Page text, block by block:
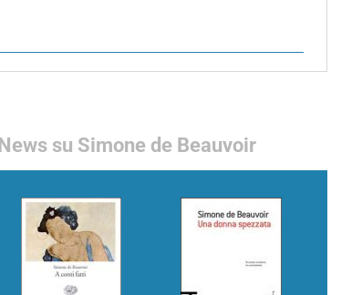
News su Simone de Beauvoir